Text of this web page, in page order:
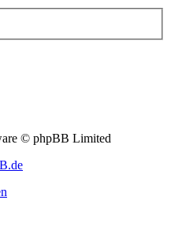
© phpBB Limited